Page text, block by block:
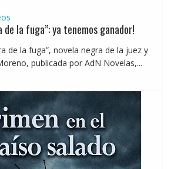
de la fuga”: ya tenemos ganador!
de la fuga”, novela negra de la juez y
publicada por AdN Novelas,...